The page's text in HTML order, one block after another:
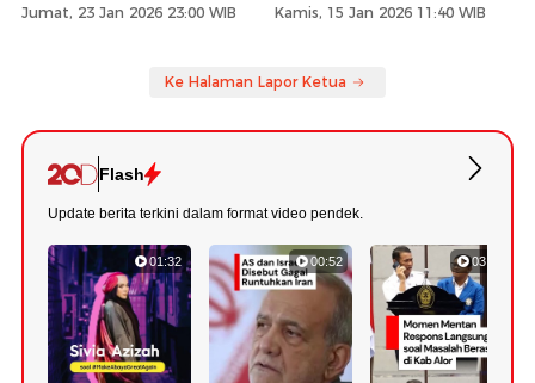
Jumat, 23 Jan 2026 23:00 WIB Kamis, 15 Jan 2026 11:40 WIB
Ke Halaman Lapor Ketua
Flash
Update berita terkini dalam format video pendek.
01:32 00:52 03:22